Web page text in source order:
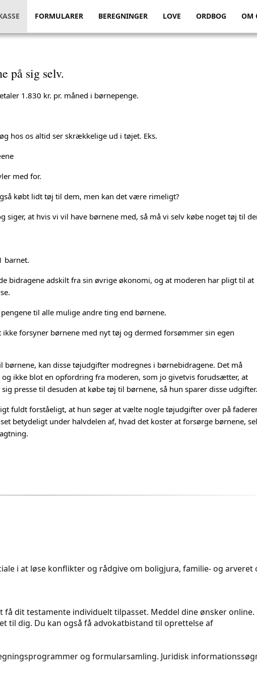
FORMULARER BEREGNINGER LOVE ORDBOG OM
på sig selv.
1.830 kr. pr. måned i børnepenge.
hos os altid ser skrækkelige ud i tøjet. Eks.
med for.
købt lidt tøj til dem, men kan det være rimeligt?
siger, at hvis vi vil have børnene med, så må vi selv købe noget tøj til
barnet.
bidragene adskilt fra sin øvrige økonomi, og at moderen har pligt til at
til alle mulige andre ting end børnene.
forsyner børnene med nyt tøj og dermed forsømmer sin egen
kan disse tøjudgifter modregnes i børnebidragene. Det må
ikke blot en opfordring fra moderen, som jo givetvis forudsætter, at
presse til desuden at købe tøj til børnene, så hun sparer disse udgifter.
fuldt forståeligt, at hun søger at vælte nogle tøjudgifter over på
betydeligt under halvdelen af, hvad det koster at forsørge børnene,
i at løse konflikter og rådgive om boligjura, familie- og arveret
dit testamente individuelt tilpasset. Meddel dine ønsker online.
til dig. Du kan også få advokatbistand til oprettelse af
og formularsamling. Juridisk